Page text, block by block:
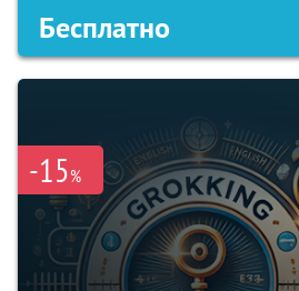
Бесплатно
-15%